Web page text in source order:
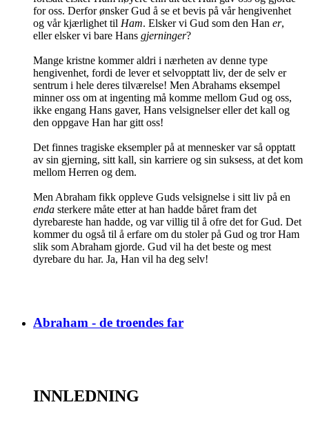
for oss. Derfor ønsker Gud å se et bevis på vår hengivenhet
og vår kjærlighet til Ham. Elsker vi Gud som den Han er,
eller elsker vi bare Hans gjerninger?
Mange kristne kommer aldri i nærheten av denne type
hengivenhet, fordi de lever et selvopptatt liv, der de selv er
sentrum i hele deres tilværelse! Men Abrahams eksempel
minner oss om at ingenting må komme mellom Gud og oss,
ikke engang Hans gaver, Hans velsignelser eller det kall og
den oppgave Han har gitt oss!
Det finnes tragiske eksempler på at mennesker var så opptatt
av sin gjerning, sitt kall, sin karriere og sin suksess, at det kom
mellom Herren og dem.
Men Abraham fikk oppleve Guds velsignelse i sitt liv på en
enda sterkere måte etter at han hadde båret fram det
dyrebareste han hadde, og var villig til å ofre det for Gud. Det
kommer du også til å erfare om du stoler på Gud og tror Ham
slik som Abraham gjorde. Gud vil ha det beste og mest
dyrebare du har. Ja, Han vil ha deg selv!
Abraham - de troendes far
INNLEDNING